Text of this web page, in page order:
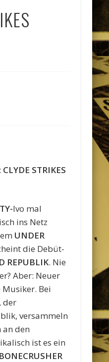
STRIKES
Ivo mal
ins Netz
UNDER
die Debüt-
REPUBLIK. Nie
Aber: Neuer
Bei
, der
versammeln
an den
ist es ein
BONECRUSHER